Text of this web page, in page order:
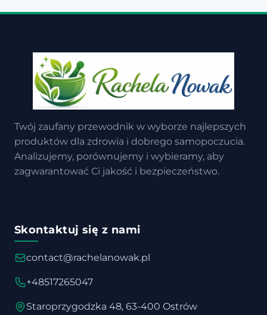
Twój zaufany przewodnik w wyborze najlepszych
produktów dla zdrowia i dobrego samopoczucia.
Analizujemy, porównujemy i wybieramy, aby
zagwarantować Ci jakość i bezpieczeństwo.
Skontaktuj się z nami
contact@rachelanowak.pl
+48517265047
Staroprzygodzka 48, 63-400 Ostrów